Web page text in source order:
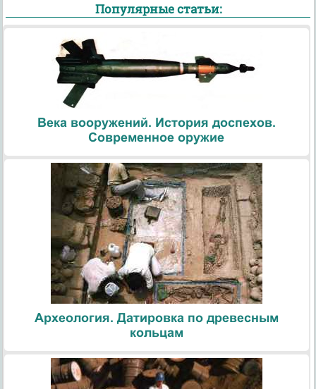
Популярные статьи:
Века вооружений. История доспехов.
Современное оружие
Археология. Датировка по древесным
кольцам